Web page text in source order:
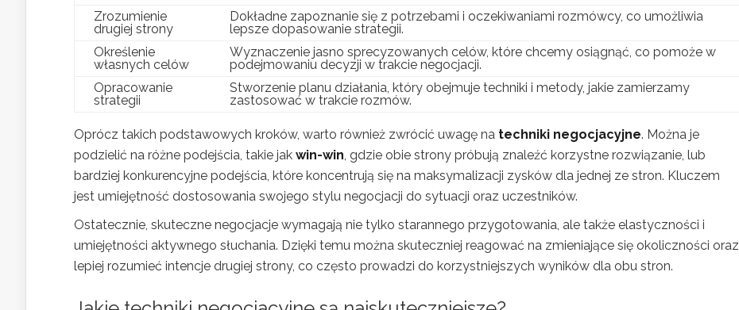
Zrozumienie
drugiej strony
Dokładne zapoznanie się z potrzebami i oczekiwaniami rozmówcy, co umożliwia
lepsze dopasowanie strategii.
Określenie
własnych celów
Wyznaczenie jasno sprecyzowanych celów, które chcemy osiągnąć, co pomoże w
podejmowaniu decyzji w trakcie negocjacji.
Opracowanie
strategii
Stworzenie planu działania, który obejmuje techniki i metody, jakie zamierzamy
zastosować w trakcie rozmów.
Oprócz takich podstawowych kroków, warto również zwrócić uwagę na techniki negocjacyjne. Można je
podzielić na różne podejścia, takie jak win-win, gdzie obie strony próbują znaleźć korzystne rozwiązanie, lub
bardziej konkurencyjne podejścia, które koncentrują się na maksymalizacji zysków dla jednej ze stron. Kluczem
jest umiejętność dostosowania swojego stylu negocjacji do sytuacji oraz uczestników.
Ostatecznie, skuteczne negocjacje wymagają nie tylko starannego przygotowania, ale także elastyczności i
umiejętności aktywnego słuchania. Dzięki temu można skuteczniej reagować na zmieniające się okoliczności oraz
lepiej rozumieć intencje drugiej strony, co często prowadzi do korzystniejszych wyników dla obu stron.